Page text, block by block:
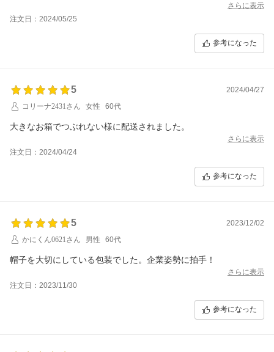
さらに表示
注文日：2024/05/25
参考になった
5
2024/04/27
コリーナ2431さん
女性 60代
大きなお箱でつぶれない様に配送されました。
さらに表示
注文日：2024/04/24
参考になった
5
2023/12/02
かにくん0621さん
男性 60代
帽子を大切にしている包装でした。企業姿勢に拍手！
さらに表示
注文日：2023/11/30
参考になった